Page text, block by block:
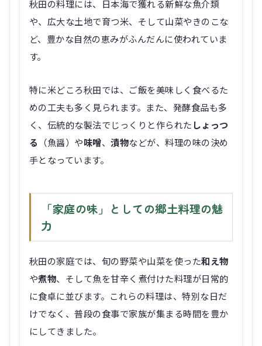
秋田の料理には、日本海で獲れる新鮮な魚介類
や、広大な土地で育つ米、そして山菜やきのこな
ど、豊かな自然の恵みがふんだんに使われていま
す。
特に米どころ秋田では、ご飯を美味しく食べるた
めの工夫も多く見られます。また、発酵食品も多
く、伝統的な製法でじっくりと作られた しょっつ
る （魚醤）や味噌、漬物などが、料理の味の決め
手となっています。
「家庭の味」としての郷土料理の魅
力
秋田の家庭では、旬の野菜や山菜を使った和え物
や煮物、そして魚を甘辛く煮付けた料理が日常的
に食卓に並びます。これらの料理は、特別な日だ
けでなく、普段の食事で家族が集まる時間を豊か
にしてきました。